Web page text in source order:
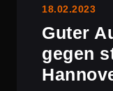
18.02.2023
Guter
gegen